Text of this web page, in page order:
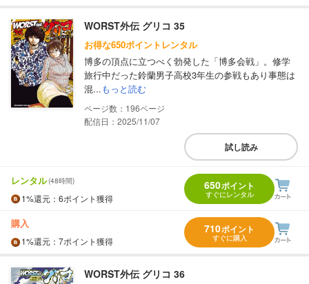
WORST外伝 グリコ 35
お得な650ポイントレンタル
博多の頂点に立つべく勃発した「博多会戦」。修学
旅行中だった鈴蘭男子高校3年生の参戦もあり事態は
混...もっと読む
196
配信日：2025/11/07
試し読み
レンタル(48時間)
1%還元 ：6ポイント獲得
650ポイント
すぐにレンタル
購入
1%還元 ：7ポイント獲得
710ポイント
すぐに購入
WORST外伝 グリコ 36